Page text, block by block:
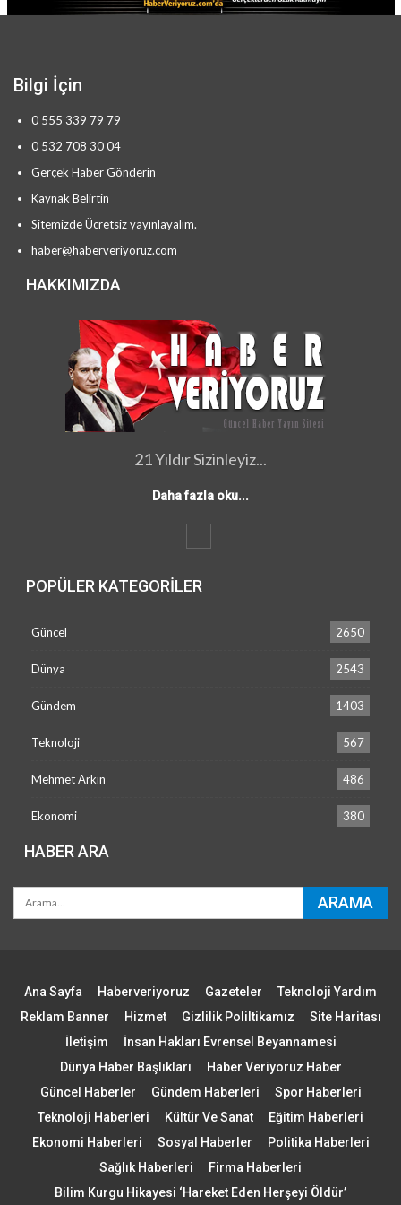
MSB: 1’i kırmızı kategorideki 4 terörist etkisiz hâle…
Evini bastığı kuzeniyle eşini ve oğlunu öldüren cani, silah…
Bilgi İçin
0 555 339 79 79
0 532 708 30 04
Gerçek Haber Gönderin
Kaynak Belirtin
Sitemizde Ücretsiz yayınlayalım.
haber@haberveriyoruz.com
HAKKIMIZDA
21 Yıldır Sizinleyiz...
Daha fazla oku...
POPÜLER KATEGORILER
Güncel 2650
Dünya 2543
Gündem 1403
Teknoloji 567
Mehmet Arkın 486
Ekonomi 380
HABER ARA
Ana Sayfa Haberveriyoruz Gazeteler
Teknoloji Yardım
Reklam Banner
Hizmet Gizlilik Poliltikamız
Site Haritası
İletişim
İnsan Hakları Evrensel Beyannamesi
Dünya Haber Başlıkları
Haber Veriyoruz Haber
Güncel Haberler
Gündem Haberleri
Spor Haberleri
Teknoloji Haberleri
Kültür Ve Sanat
Eğitim Haberleri
Ekonomi Haberleri
Sosyal Haberler
Politika Haberleri
Sağlık Haberleri
Firma Haberleri
Bilim Kurgu Hikayesi ‘Hareket Eden Herşeyi Öldür’